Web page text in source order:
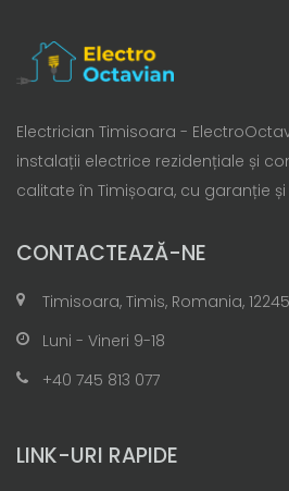
Electrician Timisoara -
instalații electrice rezidențiale și
calitate în Timișoara, cu garanție
CONTACTEAZĂ-NE
Timisoara, Timis, Romania,
Luni - Vineri 9-18
+40 745 813 077
LINK-URI RAPIDE